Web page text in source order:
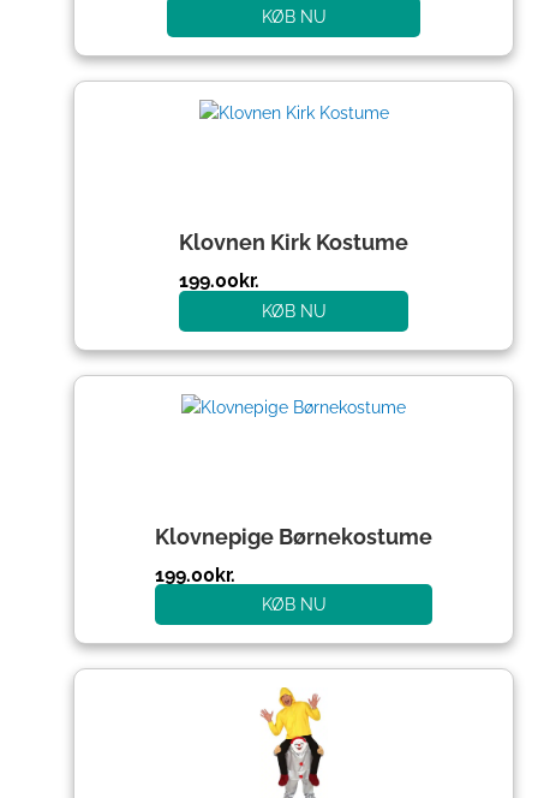
KØB NU
Klovnen Kirk Kostume
199.00kr.
KØB NU
Klovnepige Børnekostume
199.00kr.
KØB NU